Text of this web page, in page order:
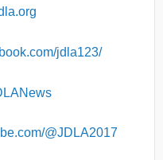
jdla123/
@JDLA2017